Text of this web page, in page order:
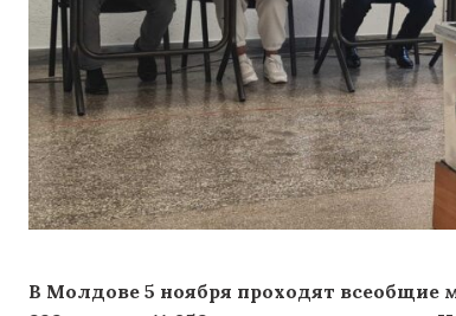
В Молдове 5 ноября проходят